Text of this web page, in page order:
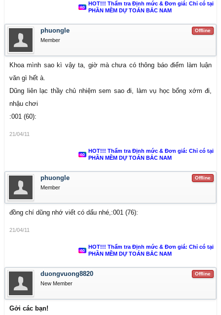
HOT!!! Thẩm tra Định mức & Đơn giá: Chỉ có tại
PHẦN MỀM DỰ TOÁN BẮC NAM
Offline
phuongle
Member
Khoa mình sao kì vậy ta, giờ mà chưa có thông báo điểm làm luận
văn gì hết à.
Dũng liên lạc thầy chủ nhiệm sem sao đi, làm vụ học bổng xớm đi,
nhậu chơi
:001 (60):
21/04/11
HOT!!! Thẩm tra Định mức & Đơn giá: Chỉ có tại
PHẦN MỀM DỰ TOÁN BẮC NAM
Offline
phuongle
Member
đồng chí dũng nhớ viết có dấu nhé,:001 (76):
21/04/11
HOT!!! Thẩm tra Định mức & Đơn giá: Chỉ có tại
PHẦN MỀM DỰ TOÁN BẮC NAM
Offline
duongvuong8820
New Member
Gởi các bạn!